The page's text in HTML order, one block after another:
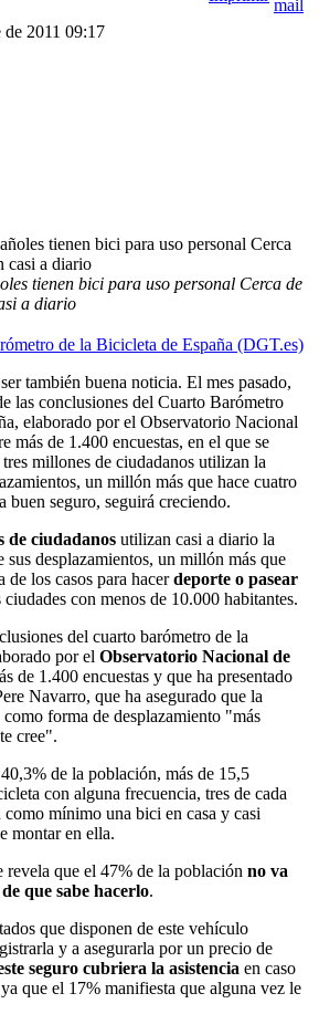
2011 09:17
tienen bici para uso personal Cerca de
a diario
de la Bicicleta de España (DGT.es)
también buena noticia. El mes pasado,
las conclusiones del Cuarto Barómetro
elaborado por el Observatorio Nacional
más de 1.400 encuestas, en el que se
tres millones de ciudadanos utilizan la
un millón más que hace cuatro
buen seguro, seguirá creciendo.
de ciudadanos utilizan casi a diario la
sus desplazamientos, un millón más que
de los casos para hacerdeporte o pasear
ciudades con menos de 10.000 habitantes.
del cuarto barómetro de la
por el Observatorio Nacional de
de 1.400 encuestas y que ha presentado
Navarro, que ha asegurado que la
forma de desplazamiento "más
cree".
de la población, más de 15,5
con alguna frecuencia, tres de cada
como mínimo una bici en casa y casi
montar en ella.
revela que el 47% de la población no va
que sabe hacerlo.
que disponen de este vehículo
y a asegurarla por un precio de
seguro cubriera la asistencia en caso
que el 17% manifiesta que alguna vez le